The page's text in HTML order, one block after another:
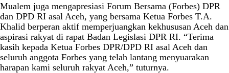
Mualem juga mengapresiasi Forum Bersama (Forbes) DPR
dan DPD RI asal Aceh, yang bersama Ketua Forbes T.A.
Khalid berperan aktif memperjuangkan kekhususan Aceh dan
aspirasi rakyat di rapat Badan Legislasi DPR RI. “Terima
kasih kepada Ketua Forbes DPR/DPD RI asal Aceh dan
seluruh anggota Forbes yang telah lantang menyuarakan
harapan kami seluruh rakyat Aceh,” tuturnya.